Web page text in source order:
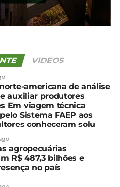
um evento que
oportunidades e
receber um grande
VIDEOS
americana de análise
auxiliar produtores
Em viagem técnica
Sistema FAEP aos
conheceram solu
agropecuárias
R$ 487,3 bilhões e
no país